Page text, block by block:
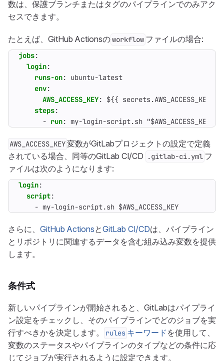
数は、保護ブランチまたはタグのパイプラインでのみアク
セスできます。
たとえば、GitHub Actionsのworkflow ファイルの場合:
jobs:
login:
runs-on:
ubuntu-latest
env:
AWS_ACCESS_KEY:
${{ secrets.AWS_ACCESS_KEY }}
steps:
- run: my-login-script.sh "$AWS_ACCESS_KEY"
AWS_ACCESS_KEY変数がGitLabプロジェクトの設定で定義
されている場合、同等のGitLab CI/CD
.gitlab-ci.yml フ
ァイルは次のようになります:
login:
script:
- my-login-script.sh $AWS_ACCESS_KEY
さらに、 GitHub ActionsとGitLab CI/CDは、パイプライン
とリポジトリに関連するデータを含む組み込み変数を提供
します。
条件式
新しいパイプラインが開始されると、GitLabはパイプライ
ン設定をチェックし、そのパイプラインでどのジョブを実
行すべきかを決定します。
rules キーワード を使用して、
変数のステータスやパイプラインのタイプなどの条件に応
じてジョブが実行されるように設定できます。